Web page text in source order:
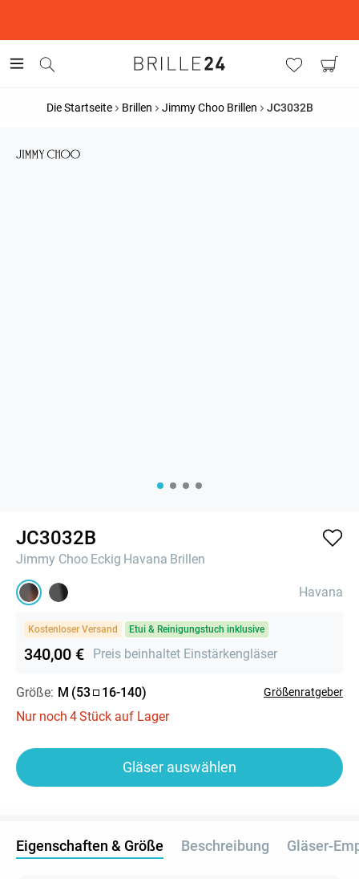
Die Startseite Brillen Jimmy Choo Brillen JC3032B
JC3032B
Jimmy Choo Eckig Havana Brillen
Havana
Kostenloser Versand Etui & Reinigungstuch inklusive
340,00 € Preis beinhaltet Einstärkengläser
Größe: M (53 16-140) Größenratgeber
Nur noch 4Stück auf Lager
Gläser auswählen
Eigenschaften & Größe Beschreibung Gläser-